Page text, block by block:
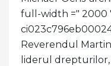
full-width =" 2000
Reverendul Martin
liderul